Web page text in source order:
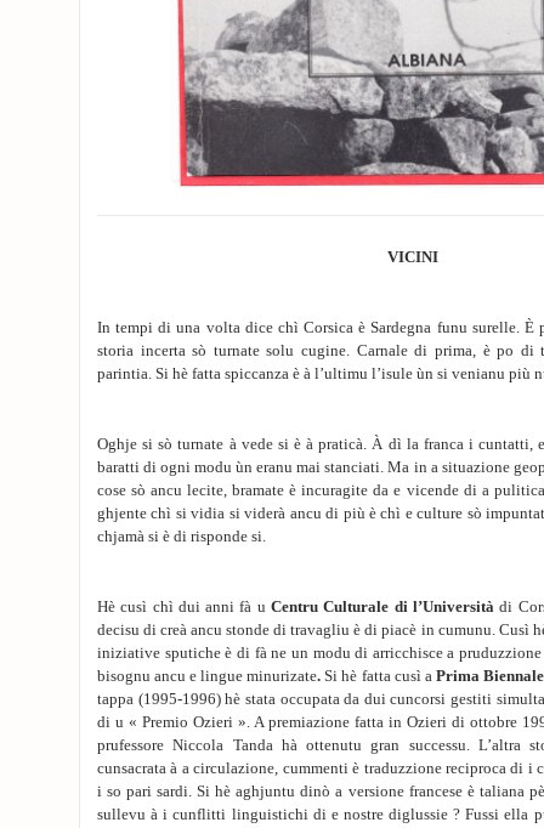
VICINI
In tempi di una volta dice chì Corsica è Sardegna funu surelle. È
storia incerta sò turnate solu cugine. Carnale di prima, è po di
parintia. Si hè fatta spiccanza è à l’ultimu l’isule ùn si venianu più
Oghje si sò turnate à vede si è à praticà. À dì la franca i cuntatti,
baratti di ogni modu ùn eranu mai stanciati. Ma in a situazione
cose sò ancu lecite, bramate è incuragite da e vicende di a
ghjente chì si vidia si viderà ancu di più è chì e culture sò
chjamà si è di risponde si.
Hè cusì chì dui anni fà uCentru Culturale di l’Universitàdi
decisu di creà ancu stonde di travagliu è di piacè in cumunu. Cusì
iniziative sputiche è di fà ne un modu di arricchisce a
bisognu ancu e lingue minurizate. Si hè fatta cusì a Prima
tappa (1995-1996) hè stata occupata da dui cuncorsi gestiti
di u « Premio Ozieri ». A premiazione fatta in Ozieri di ottobre
prufessore Niccola Tanda hà ottenutu gran successu. L’altra
cunsacrata à a circulazione, cummenti è traduzzione reciproca di i
i so pari sardi. Si hè aghjuntu dinò a versione francese è taliana
sullevu à i cunflitti linguistichi di e nostre diglussie ? Fussi ella